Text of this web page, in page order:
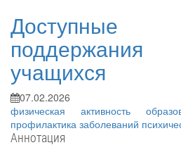
Доступные
учащихся
07.02.2026
физическая активность
профилактика заболеваний
Аннотация